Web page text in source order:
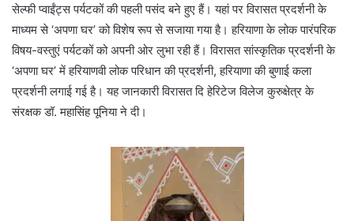
सेल्फी प्वाईंट्स पर्यटकों की पहली पसंद बने हुए हैं। यहां पर विरासत प्रदर्शनी के
माध्यम से ‘अपणा घर’ को विशेष रूप से सजाया गया है। हरियाणा के लोक पारंपरिक
विषय-वस्तुएं पर्यटकों को अपनी ओर लुभा रही हैं। विरासत सांस्कृतिक प्रदर्शनी के
‘अपणा घर’ में हरियाणवी लोक परिधान की प्रदर्शनी, हरियाणा की बुणाई कला
प्रदर्शनी लगाई गई है। यह जानकारी विरासत दि हेरिटेज विलेज कुरुक्षेत्र के
संरक्षक डॉ. महासिंह पूनिया ने दी।